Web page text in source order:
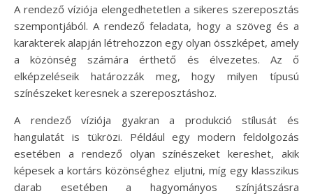
A rendező víziója elengedhetetlen a sikeres szereposztás
szempontjából. A rendező feladata, hogy a szöveg és a
karakterek alapján létrehozzon egy olyan összképet, amely
a közönség számára érthető és élvezetes. Az ő
elképzeléseik határozzák meg, hogy milyen típusú
színészeket keresnek a szereposztáshoz.
A rendező víziója gyakran a produkció stílusát és
hangulatát is tükrözi. Például egy modern feldolgozás
esetében a rendező olyan színészeket kereshet, akik
képesek a kortárs közönséghez eljutni, míg egy klasszikus
darab esetében a hagyományos színjátszásra